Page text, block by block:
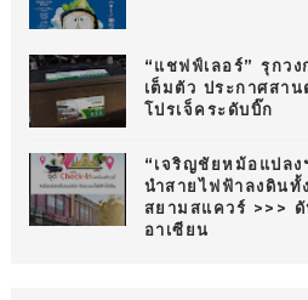
“แชฟฟ์เลอร์” รุกว
เต็มตัว ประกาศสา
โปรเจ็คระดับบิ๊ก
“เจริญชัยหม้อแปล
นำสายไฟฟ้าลงดิน
สยามสแควร์ >>>
อาเซียน